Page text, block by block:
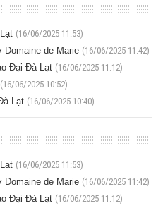
(16/06/2025 11:53)
Domaine de Marie (16/06/2025 11:42)
Đại Đà Lạt (16/06/2025 11:12)
(16/06/2025 10:52)
Lạt (16/06/2025 10:40)
(16/06/2025 11:53)
Domaine de Marie (16/06/2025 11:42)
Đại Đà Lạt (16/06/2025 11:12)